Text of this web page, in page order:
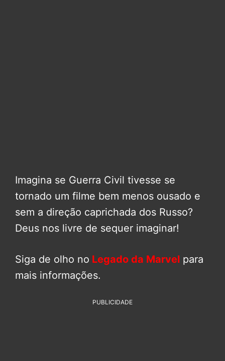
Imagina se Guerra Civil tivesse se
tornado um filme bem menos ousado e
sem a direção caprichada dos Russo?
Deus nos livre de sequer imaginar!
Siga de olho no Legado da Marvel para
mais informações.
PUBLICIDADE